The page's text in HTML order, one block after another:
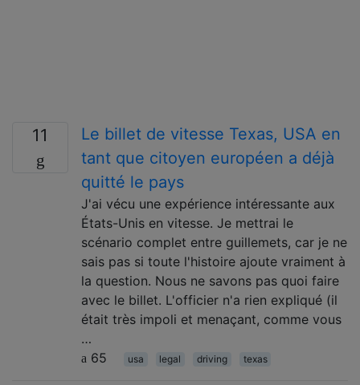
11
Le billet de vitesse Texas, USA en
tant que citoyen européen a déjà
quitté le pays
J'ai vécu une expérience intéressante aux
États-Unis en vitesse. Je mettrai le
scénario complet entre guillemets, car je ne
sais pas si toute l'histoire ajoute vraiment à
la question. Nous ne savons pas quoi faire
avec le billet. L'officier n'a rien expliqué (il
était très impoli et menaçant, comme vous
…
65
usa legal driving texas